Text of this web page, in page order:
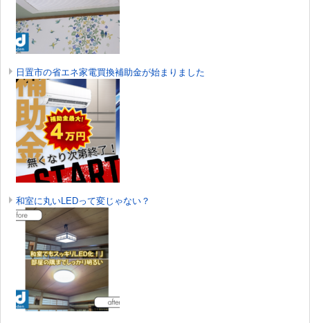
日置市の省エネ家電買換補助金が始まりました
和室に丸いLEDって変じゃない？